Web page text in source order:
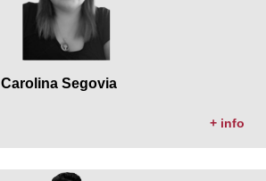
Carolina Segovia
+ info